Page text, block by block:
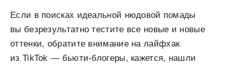
Если в поисках идеальной нюдовой помады
вы безрезультатно тестите все новые и новые
оттенки, обратите внимание на лайфхак
из TikTok — бьюти-блогеры, кажется, нашли